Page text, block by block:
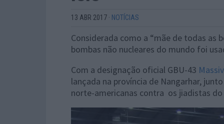
13 ABR 2017 · NOTÍCIAS
Considerada como a “mãe de todas as
bombas não nucleares do mundo foi
Com a designação oficial GBU-43
lançada na província de Nangarhar,
norte-americanas contra os jiadistas do